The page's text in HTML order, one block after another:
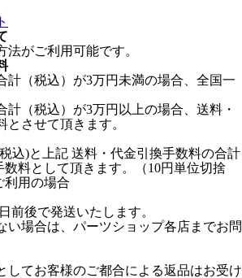
がご利用可能です。
計（税込）が3万円未満の場合、全国一
計（税込）が3万円以上の場合、送料・
させて頂きます。
込)と上記 送料・代金引換手数料の合計
数料として頂きます。（10円単位切捨
用の場合
前後で発送いたします。
い場合は、パーツショップ各店までお問
してお客様のご都合による返品はお受け